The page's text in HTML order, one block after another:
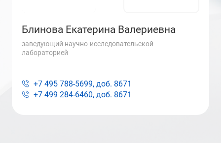
Блинова Екатерина Валериевна
заведующий научно-исследовательской
лабораторией
+7 495 788-5699, доб. 8671
+7 499 284-6460, доб. 8671